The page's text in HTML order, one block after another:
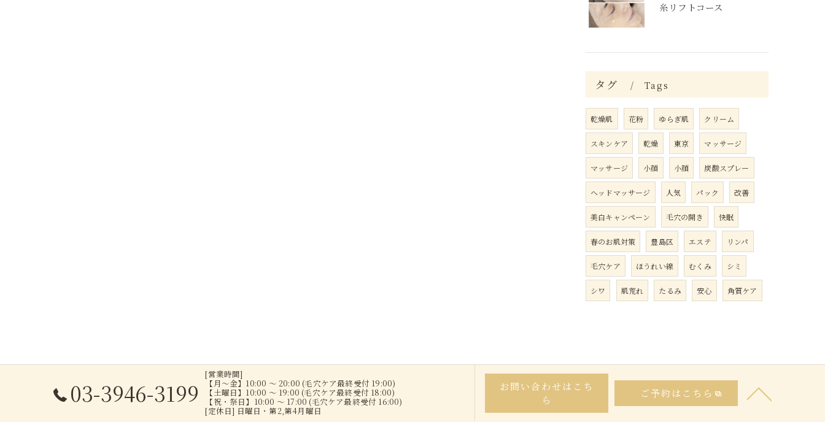
糸リフトコース
タグ Tags
乾燥肌 花粉 ゆらぎ肌 クリーム
スキンケア 乾燥 東京 マッサージ
マッサージ 小顔 小顔 炭酸スプレー
ヘッドマッサージ 人気 パック 改善
美白キャンペーン 毛穴の開き 快眠
春のお肌対策 豊島区 エステ リンパ
毛穴ケア ほうれい線 むくみ シミ
シワ 肌荒れ たるみ 安心 角質ケア
03-3946-3199
[営業時間]
【月～金】10:00 ～ 20:00 (毛穴ケア最終受付 19:00)
【土曜日】10:00 ～ 19:00 (毛穴ケア最終受付 18:00)
【祝・祭日】10:00 ～ 17:00 (毛穴ケア最終受付 16:00)
[定休日] 日曜日・第2,第4月曜日
お問い合わせはこち
ら
ご予約はこちら